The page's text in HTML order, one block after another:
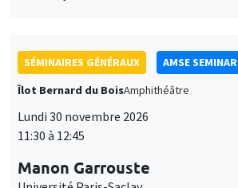
SÉMINAIRES GÉNÉRAUX
AMSE SEMINAR
Îlot Bernard du Bois
Amphithéâtre
Lundi 30 novembre 2026
11:30 à 12:45
Manon Garrouste
Université Paris-Saclay